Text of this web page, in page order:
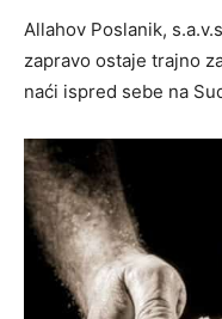
Allahov Poslanik,
zapravo ostaje trajno
naći ispred sebe na